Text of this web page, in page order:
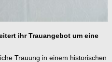
ihr Trauangebot um eine
Trauung in einem historischen